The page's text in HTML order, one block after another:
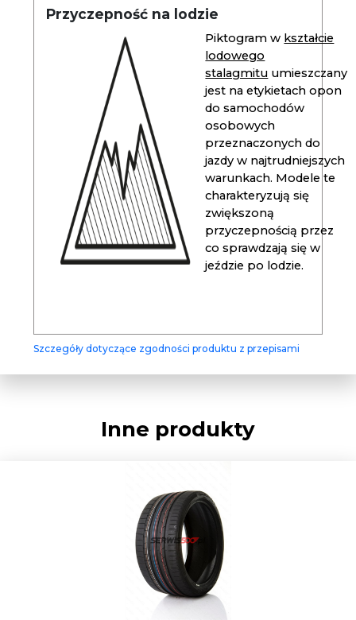
Przyczepność na lodzie
Piktogram w kształcie
lodowego
stalagmitu umieszczany
jest na etykietach opon
do samochodów
osobowych
przeznaczonych do
jazdy w najtrudniejszych
warunkach. Modele te
charakteryzują się
zwiększoną
przyczepnością przez
co sprawdzają się w
jeździe po lodzie.
Szczegóły dotyczące zgodności produktu z przepisami
Inne produkty